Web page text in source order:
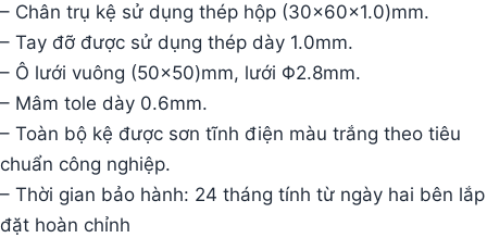
– Chân trụ kệ sử dụng thép hộp (30x60x1.0)mm.
– Tay đỡ được sử dụng thép dày 1.0mm.
– Ô lưới vuông (50×50)mm, lưới Φ2.8mm.
– Mâm tole dày 0.6mm.
– Toàn bộ kệ được sơn tĩnh điện màu trắng theo tiêu
chuẩn công nghiệp.
– Thời gian bảo hành: 24 tháng tính từ ngày hai bên lắp
đặt hoàn chỉnh